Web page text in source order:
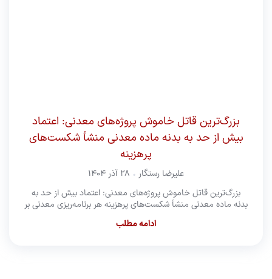
بزرگ‌ترین قاتل خاموش پروژه‌های معدنی: اعتماد
بیش از حد به بدنه ماده‌ معدنی منشأ شکست‌های
پرهزینه
علیرضا رستگار
بزرگ‌ترین قاتل خاموش پروژه‌های معدنی: اعتماد بیش از حد به
بدنه ماده‌ معدنی منشأ شکست‌های پرهزینه هر برنامه‌ریزی معدنی بر
ادامه مطلب